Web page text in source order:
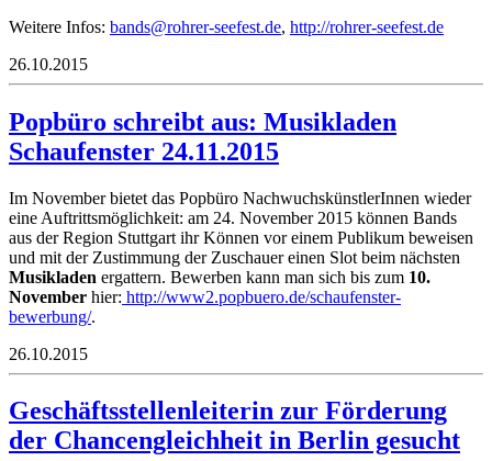
Weitere Infos:
ed.ts
efees
-rerh
or@sd
nab , http://rohrer-seefest.de
26.10.2015
Popbüro schreibt aus: Musikladen
Schaufenster 24.11.2015
Im November bietet das Popbüro NachwuchskünstlerInnen wieder
eine Auftrittsmöglichkeit: am 24. November 2015 können Bands
aus der Region Stuttgart ihr Können vor einem Publikum beweisen
und mit der Zustimmung der Zuschauer einen Slot beim nächsten
Musikladen ergattern. Bewerben kann man sich bis zum 10.
November hier: http://www2.popbuero.de/schaufenster-
bewerbung/.
26.10.2015
Geschäftsstellenleiterin zur Förderung
der Chancengleichheit in Berlin gesucht